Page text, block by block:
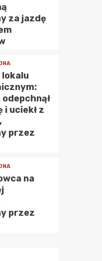
2-
się bez
za jazdę
lokalu
i uciekł z
przez
na
przez